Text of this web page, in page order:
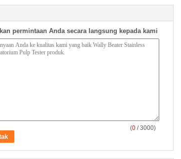
permintaan Anda secara langsung kepada kami
(0 / 3000)